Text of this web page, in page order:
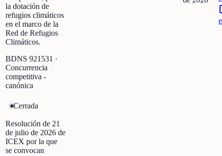
la dotación de
refugios climáticos
en el marco de la
Red de Refugios
Climáticos.
BDNS 921531 ·
Concurrencia
competitiva -
canónica
Cerrada
Resolución de 21
de julio de 2026 de
ICEX por la que
se convocan